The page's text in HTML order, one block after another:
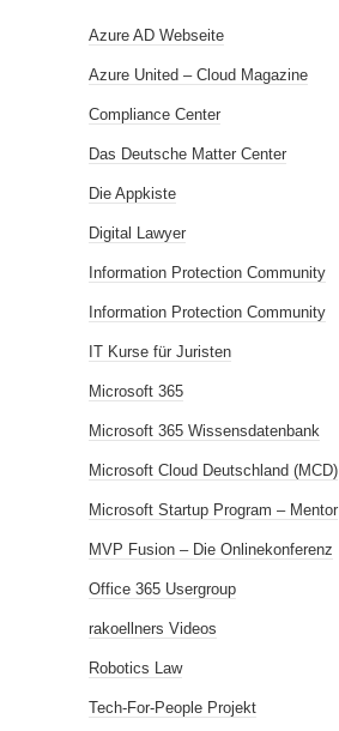
Azure AD Webseite
Azure United – Cloud Magazine
Compliance Center
Das Deutsche Matter Center
Die Appkiste
Digital Lawyer
Information Protection Community
Information Protection Community
IT Kurse für Juristen
Microsoft 365
Microsoft 365 Wissensdatenbank
Microsoft Cloud Deutschland (MCD)
Microsoft Startup Program – Mentor
MVP Fusion – Die Onlinekonferenz
Office 365 Usergroup
rakoellners Videos
Robotics Law
Tech-For-People Projekt